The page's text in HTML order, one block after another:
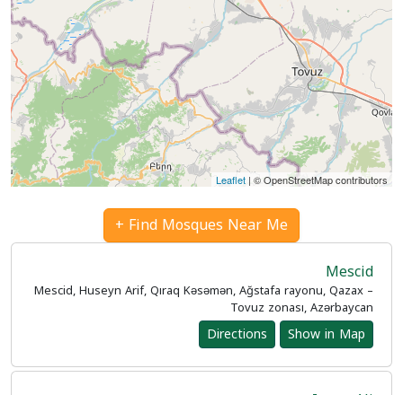
Leaflet | © OpenStreetMap contributors
Find Mosques Near Me +
Mescid
Mescid, Huseyn Arif, Qıraq Kəsəmən, Ağstafa rayonu, Qazax –
Tovuz zonası, Azərbaycan
Show in Map
Directions